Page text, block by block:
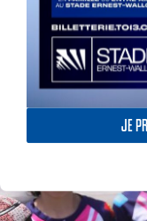
JE
Ouverture de la vente de
29 octobre 2024